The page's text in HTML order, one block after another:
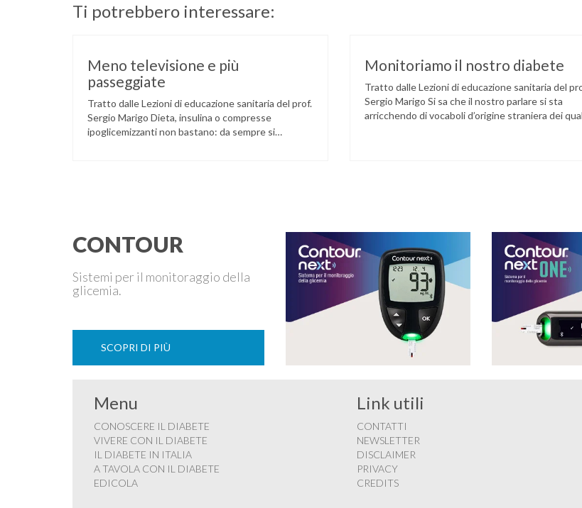
Ti potrebbero interessare:
Meno televisione e più
passeggiate
Tratto dalle Lezioni di educazione sanitaria del prof.
Sergio Marigo Dieta, insulina o compresse
ipoglicemizzanti non bastano: da sempre si
Monitoriamo il nostro diabete
Tratto dalle Lezioni di educazione sanitaria del
Sergio Marigo Si sa che il nostro parlare si sta
arricchendo di vocaboli d’origine straniera dei
CONTOUR
Sistemi per il monitoraggio della
glicemia.
SCOPRI DI PIÙ
Menu
CONOSCERE IL DIABETE
VIVERE CON IL DIABETE
IL DIABETE IN ITALIA
A TAVOLA CON IL DIABETE
EDICOLA
Link utili
CONTATTI
NEWSLETTER
DISCLAIMER
PRIVACY
CREDITS